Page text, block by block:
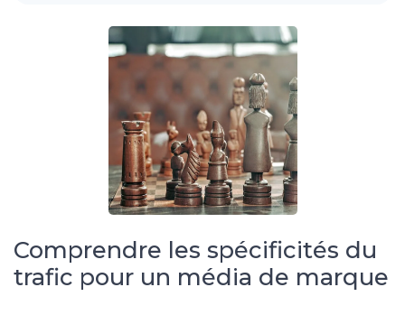
Comprendre les spécificités du
trafic pour un média de marque